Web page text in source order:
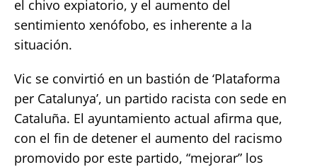
el chivo expiatorio, y el aumento del
sentimiento xenófobo, es inherente a la
situación.
Vic se convirtió en un bastión de ‘Plataforma
per Catalunya’, un partido racista con sede en
Cataluña. El ayuntamiento actual afirma que,
con el fin de detener el aumento del racismo
promovido por este partido, “mejorar” los